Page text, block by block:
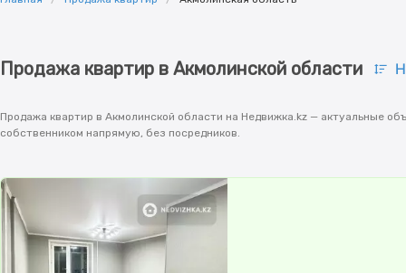
Продажа квартир в Акмолинской области
Продажа квартир в Акмолинской области на Недвижка.kz — актуальные
собственником напрямую, без посредников.